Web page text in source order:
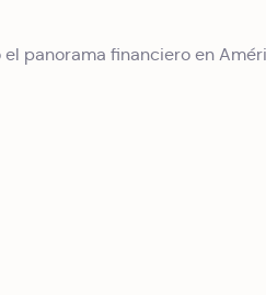
panorama financiero en